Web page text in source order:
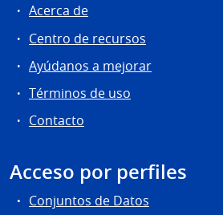
Acerca de
Centro de recursos
Ayúdanos a mejorar
Términos de uso
Contacto
Acceso por perfiles
Conjuntos de Datos